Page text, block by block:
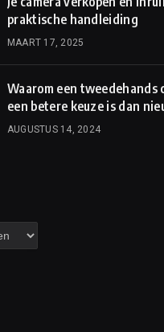
praktische handleiding
MAART 17, 2025
Waarom een tweedehands
een betere keuze is dan
AUGUSTUS 14, 2024